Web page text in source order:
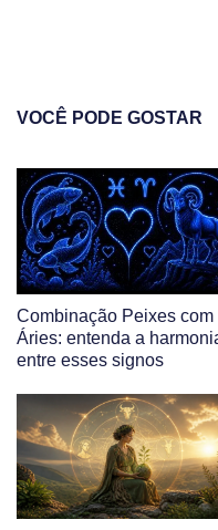
VOCÊ PODE GOSTAR
Combinação Peixes com
Áries: entenda a
entre esses signos